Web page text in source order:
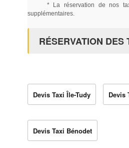
* La réservation de nos
supplémentaires.
RÉSERVATION DES
Devis Taxi Île-Tudy Devis
Devis Taxi Bénodet